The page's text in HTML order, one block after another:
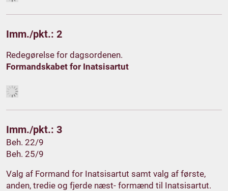
Imm./pkt.: 2
Redegørelse for dagsordenen.
Formandskabet for Inatsisartut
Imm./pkt.: 3
Beh. 22/9
Beh. 25/9
Valg af Formand for Inatsisartut samt valg af første,
anden, tredie og fjerde næst- formænd til Inatsisartut.